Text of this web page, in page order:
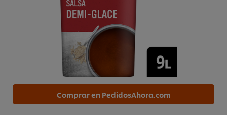
Comprar en PedidosAhora.com